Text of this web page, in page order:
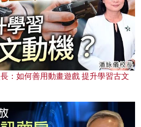
：如何善用動畫遊戲 提升學習古文